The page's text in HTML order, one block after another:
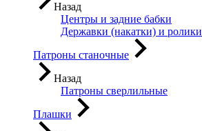
Назад
Центры и задние бабки
Державки (накатки) и ролики
Патроны станочные
Назад
Патроны сверлильные
Плашки